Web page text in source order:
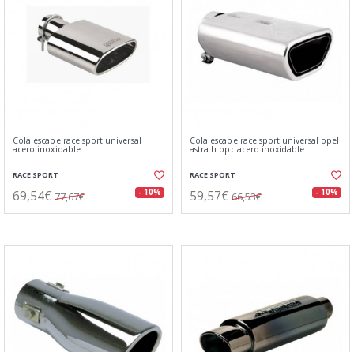
Cola escape race sport universal
acero inoxidable
RACE SPORT
69,54€ 77,67€ - 10%
Cola escape race sport universal opel
astra h opc acero inoxidable
RACE SPORT
59,57€ 66,53€ - 10%